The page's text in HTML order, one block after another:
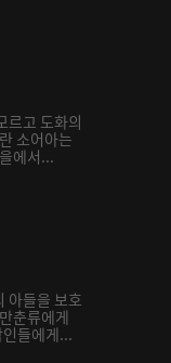
르고 도화의
소어아는
에서...
아들을 보호
춘류에게
들에게...